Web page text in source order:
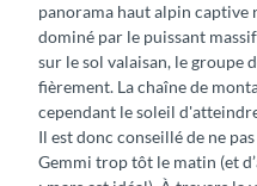
panorama haut alpin captive
dominé par le puissant
sur le sol valaisan, le groupe
fièrement. La chaîne de
cependant le soleil
Il est donc conseillé de ne
Gemmi trop tôt le matin (et